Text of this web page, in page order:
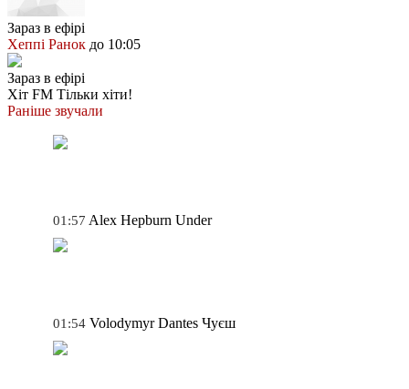
Зараз в ефірі
Хеппі Ранок до 10:05
Зараз в ефірі
Хіт FM Тільки хіти!
Раніше звучали
01:57 Alex Hepburn Under
01:54 Volodymyr Dantes Чуєш